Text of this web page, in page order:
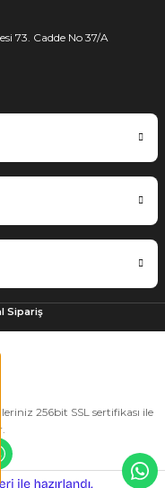
73. Cadde No 37/A
Sipariş
256bit SSL sertifikası ile
e-